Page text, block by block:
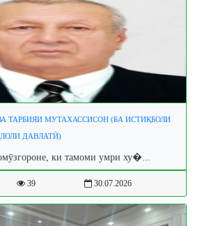
ТАРБИЯИ МУТАХАССИСОН (БА ИСТИҚБОЛИ
ДАВЛАТӢ)
ки тамоми умри ху�...
39 30.07.2026